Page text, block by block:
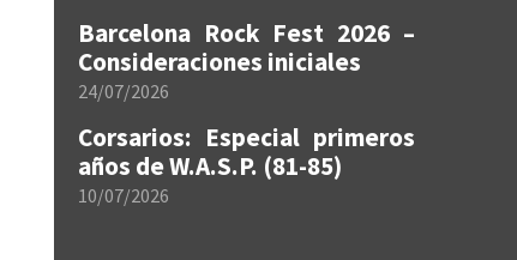
Barcelona Rock Fest 2026 –
Consideraciones iniciales
24/07/2026
Corsarios: Especial primeros
años de W.A.S.P. (81-85)
10/07/2026